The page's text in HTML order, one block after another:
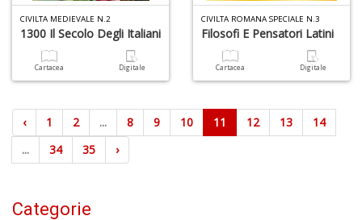
CIVILTA MEDIEVALE N.2
1300 Il Secolo Degli Italiani
Cartacea Digitale
CIVILTA ROMANA SPECIALE N.3
Filosofi E Pensatori Latini
Cartacea Digitale
‹ 1 2 ... 8 9 10 11 12 13
14
...
34 35 ›
Categorie